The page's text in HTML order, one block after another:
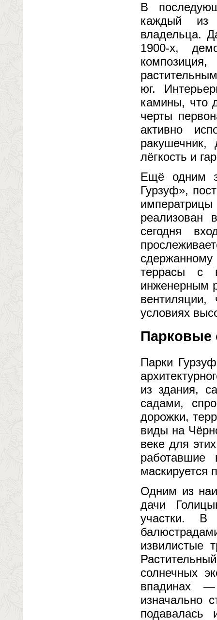
В
каждый из
владельца.
1900-х,
юг.
камины, что
черты
активно
лёгкость и
Ещё одним
Гурзуф»,
реализован
сегодня
террасы с
инженерным
условиях
Парковые
Парки
из здания,
садами,
дорожки,
виды на
веке для
работавшие
маскируется
Одним из
дачи
участки.
извилистые
солнечных
впадинах —
изначально
подавалась